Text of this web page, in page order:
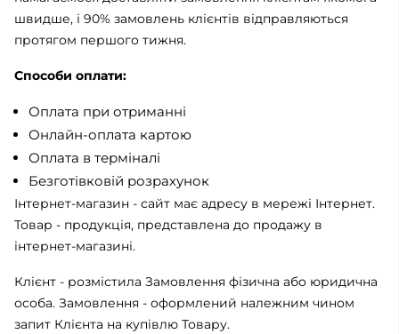
швидше, і 90% замовлень клієнтів відправляються
протягом першого тижня.
Способи оплати:
Оплата при отриманні
Онлайн-оплата картою
Оплата в терміналі
Безготівковій розрахунок
Інтернет-магазин - сайт має адресу в мережі Інтернет.
Товар - продукція, представлена ​​до продажу в
інтернет-магазині.
Клієнт - розмістила Замовлення фізична або юридична
особа. Замовлення - оформлений належним чином
запит Клієнта на купівлю Товару.